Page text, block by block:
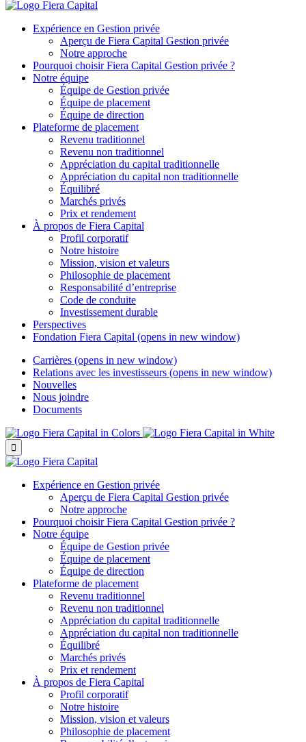
Expérience en Gestion privée
Aperçu de Fiera Capital Gestion privée
Notre approche
Pourquoi choisirFiera Capital Gestion privée ?
Notre équipe
Équipe de Gestion privée
Équipe de placement
Équipe de direction
Plateforme de placement
Revenu traditionnel
Revenu non traditionnel
Appréciation du capital traditionnelle
Appréciation du capital non traditionnelle
Équilibré
Marchés privés
Prix et rendement
À propos de Fiera Capital
Profil corporatif
Notre histoire
Mission, vision et valeurs
Philosophie de placement
Responsabilité d’entreprise
Code de conduite
Investissement durable
Perspectives
Fondation Fiera Capital (opens in new window)
Carrières (opens in new window)
Relations avec les investisseurs (opens in new window)
Nouvelles
Nous joindre
Documents

Expérience en Gestion privée
Aperçu de Fiera Capital Gestion privée
Notre approche
Pourquoi choisirFiera Capital Gestion privée ?
Notre équipe
Équipe de Gestion privée
Équipe de placement
Équipe de direction
Plateforme de placement
Revenu traditionnel
Revenu non traditionnel
Appréciation du capital traditionnelle
Appréciation du capital non traditionnelle
Équilibré
Marchés privés
Prix et rendement
À propos de Fiera Capital
Profil corporatif
Notre histoire
Mission, vision et valeurs
Philosophie de placement